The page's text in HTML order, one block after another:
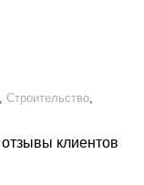
Строительство